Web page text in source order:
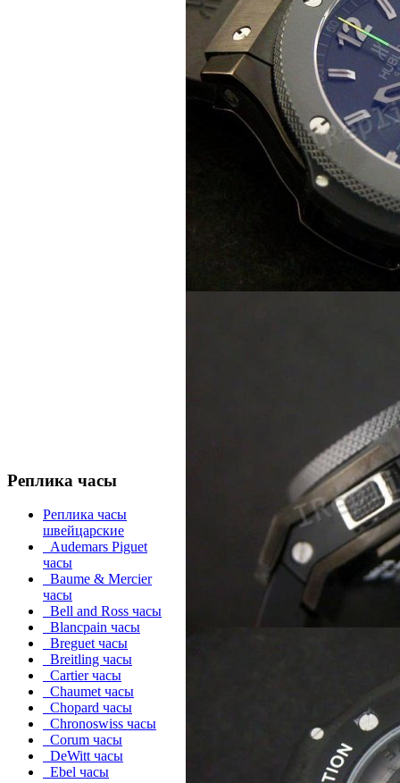
Реплика часы
Реплика часы
швейцарские
Audemars Piguet
часы
Baume & Mercier
часы
Bell and Ross часы
Blancpain часы
Breguet часы
Breitling часы
Cartier часы
Chaumet часы
Chopard часы
Chronoswiss часы
Corum часы
DeWitt часы
Ebel часы